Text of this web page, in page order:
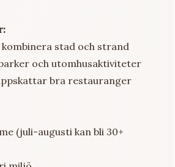
stad och strand
och utomhusaktiviteter
bra restauranger
(juli-augusti kan bli 30+